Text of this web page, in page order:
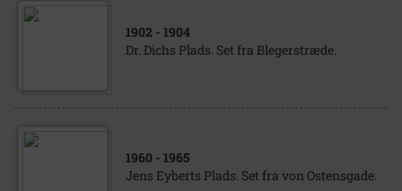
1902 - 1904
Dr. Dichs Plads. Set fra Blegerstræde.
1960 - 1965
Jens Eyberts Plads. Set fra von Ostensgade.